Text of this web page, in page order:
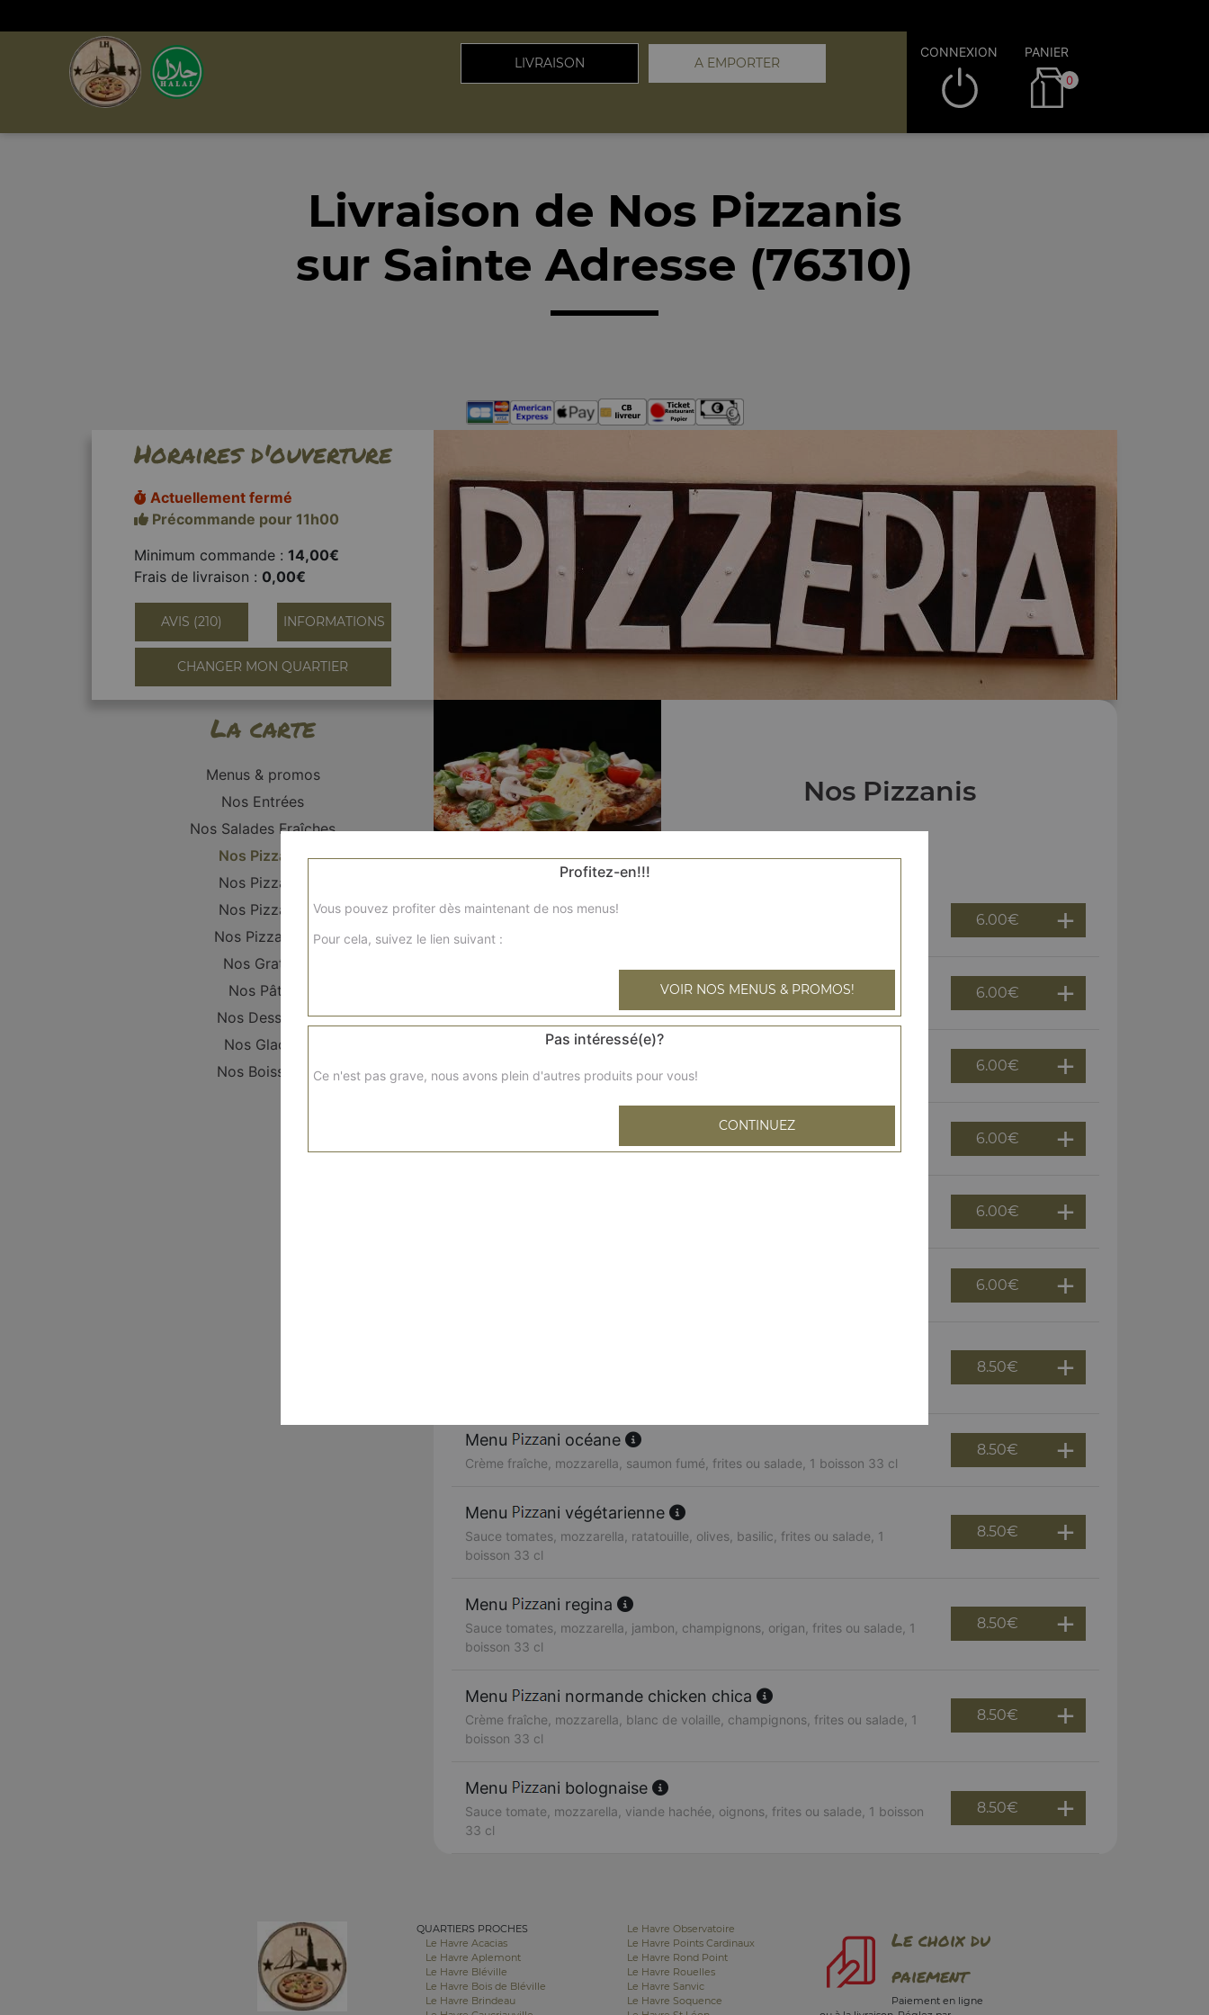
LIVRAISON A EMPORTER
CONNEXION PANIER
0
Livraison de Nos Pizzanis
sur Sainte Adresse (76310)
Horaires d'ouverture
Actuellement fermé
Précommande pour 11h00
Minimum commande : 14,00€
Frais de livraison : 0,00€
AVIS (210) INFORMATIONS
CHANGER MON QUARTIER
La carte
Menus & promos
Nos Entrées
Nos Salades Fraîches
Nos Pizzanis
Nos Pizzas S
Nos Pizzas L
Nos Pizzas XL
Nos Gratins
Nos Pâtes
Nos Desserts
Nos Glaces
Nos Boissons
Nos Pizzanis
ni tonata
Sauce tomate, mozzarella, thon, oignons, olives
6.00€
6.00€
Sauce tomates, mozzarella, ratatouille, olives, basilic
6.00€
Sauce tomates, mozzarella, jambon, champignons, origan
6.00€
6.00€
6.00€
8.50€
Menu ni océane
Crème fraîche, mozzarella, saumon fumé, frites ou salade, 1 boisson 33 cl
8.50€
Menu ni végétarienne
Sauce tomates, mozzarella, ratatouille, olives, basilic, frites ou salade, 1
boisson 33 cl
8.50€
Menu ni regina
Sauce tomates, mozzarella, jambon, champignons, origan, frites ou salade, 1
boisson 33 cl
8.50€
Menu ni normande chicken chica
Crème fraîche, mozzarella, blanc de volaille, champignons, frites ou salade, 1
boisson 33 cl
8.50€
Menu ni bolognaise
Sauce tomate, mozzarella, viande hachée, oignons, frites ou salade, 1 boisson
33 cl
8.50€
QUARTIERS PROCHES
Le Havre Acacias
Le Havre Aplemont
Le Havre Bléville
Le Havre Bois de Bléville
Le Havre Brindeau
Le Havre Observatoire
Le Havre Points Cardinaux
Le Havre Rond Point
Le Havre Rouelles
Le Havre Sanvic
Le Havre Soquence
Le choix du
paiement
Paiement en ligne
Profitez-en!!!
Vous pouvez profiter dès maintenant de nos menus!
Pour cela, suivez le lien suivant :
VOIR NOS MENUS & PROMOS!
Pas intéressé(e)?
Ce n'est pas grave, nous avons plein d'autres produits pour vous!
CONTINUEZ